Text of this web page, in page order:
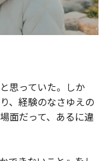
思っていた。しか
、経験のなさゆえの
面だって、あるに違